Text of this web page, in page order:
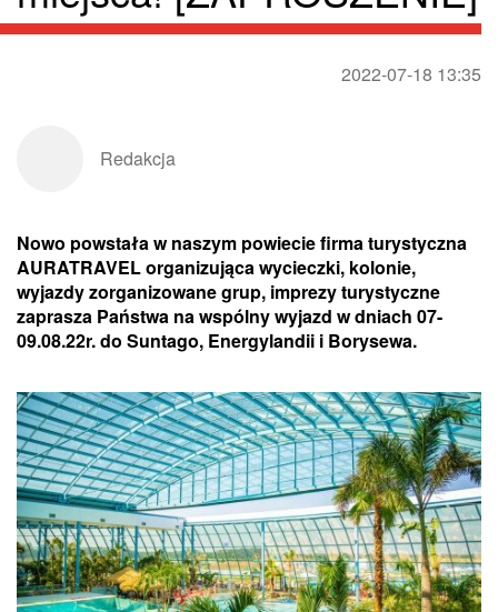
2022-07-18 13:35
Redakcja
Nowo powstała w naszym powiecie firma turystyczna
AURATRAVEL organizująca wycieczki, kolonie,
wyjazdy zorganizowane grup, imprezy turystyczne
zaprasza Państwa na wspólny wyjazd w dniach 07-
09.08.22r. do Suntago, Energylandii i Borysewa.